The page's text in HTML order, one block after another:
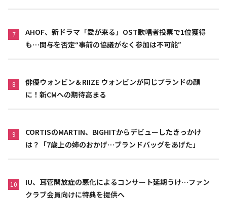
7
AHOF、新ドラマ「愛が来る」OST歌唱者投票で1位獲得
も…関与を否定“事前の協議がなく参加は不可能”
8
俳優ウォンビン＆RIIZE ウォンビンが同じブランドの顔
に！新CMへの期待高まる
9
CORTISのMARTIN、BIGHITからデビューしたきっかけ
は？「7歳上の姉のおかげ…ブランドバッグをあげた」
10
IU、耳管開放症の悪化によるコンサート延期うけ…ファン
クラブ会員向けに特典を提供へ